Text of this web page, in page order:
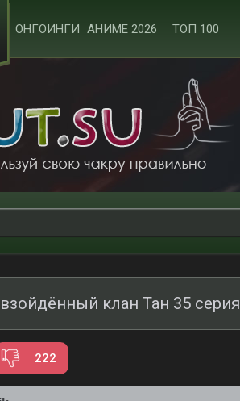
ОНГОИНГИ АНИМЕ 2026 ТОП 100
клан Тан 35 серия
222